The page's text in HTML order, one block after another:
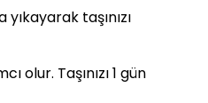
taşınızı
Taşınızı 1 gün